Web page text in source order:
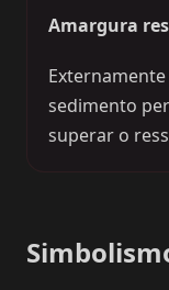
Amargura
sedimento
superar o